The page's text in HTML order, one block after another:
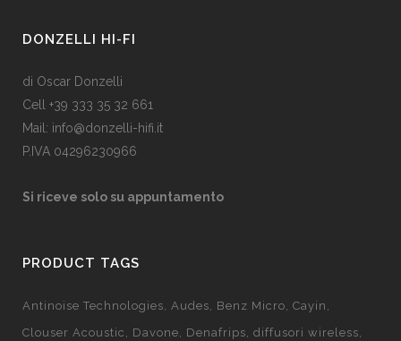
DONZELLI HI-FI
di Oscar Donzelli
Cell +39 333 35 32 661
Mail: info@donzelli-hifi.it
P.IVA 04296230966
Si riceve solo su appuntamento
PRODUCT TAGS
Antinoise Technologies Audes Benz Micro Cayin
Clouser Acoustic
Davone Denafrips diffusori wireless